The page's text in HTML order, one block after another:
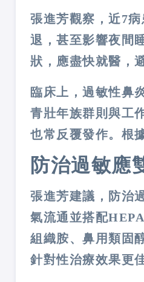
張進芳觀察，近7病
退，甚至影響夜間
狀，應盡快就醫，
臨床上，過敏性鼻
青壯年族群則與工
也常反覆發作。根
防治過敏應
張進芳建議，防治
氣流通並搭配HEPA
組織胺、鼻用類固
針對性治療效果更佳